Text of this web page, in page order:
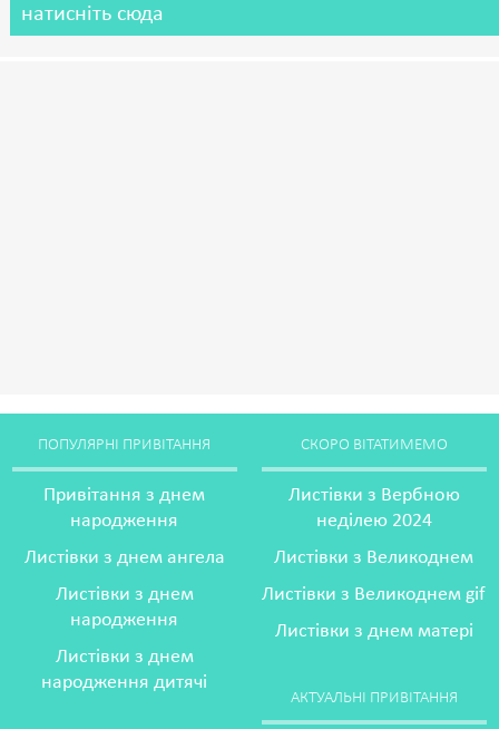
натисніть сюда
ПОПУЛЯРНІ ПРИВІТАННЯ
Привітання з днем
народження
Листівки з днем ангела
Листівки з днем
народження
Листівки з днем
народження дитячі
СКОРО ВІТАТИМЕМО
Листівки з Вербною
неділею 2024
Листівки з Великоднем
Листівки з Великоднем gif
Листівки з днем матері
АКТУАЛЬНІ ПРИВІТАННЯ